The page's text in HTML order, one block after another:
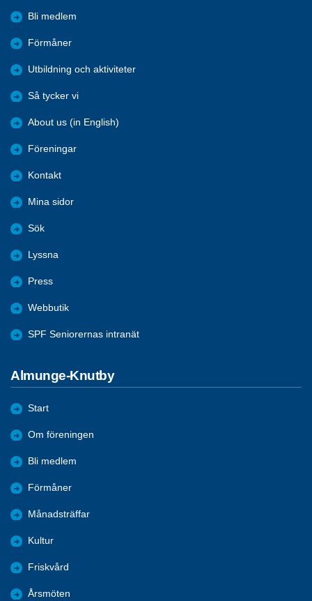
Bli medlem
Förmåner
Utbildning och aktiviteter
Så tycker vi
About us (in English)
Föreningar
Kontakt
Mina sidor
Sök
Lyssna
Press
Webbutik
SPF Seniorernas intranät
Almunge-Knutby
Start
Om föreningen
Bli medlem
Förmåner
Månadsträffar
Kultur
Friskvård
Årsmöten